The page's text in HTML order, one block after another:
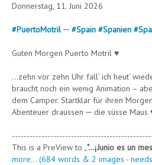
Donnerstag, 11. Juni 2026
#PuertoMotril─ #Spain #Spanien #
Guten Morgen Puerto Motril ♥
…zehn vor zehn Uhr fall‘ ich heut‘
braucht noch ein wenig Animation –
dem Camper. Startklar für ihren
Abenteuer draussen ─ die süsse Maus
This is a PreView to "…¡Junio es un
more... (684 words & 2 images -